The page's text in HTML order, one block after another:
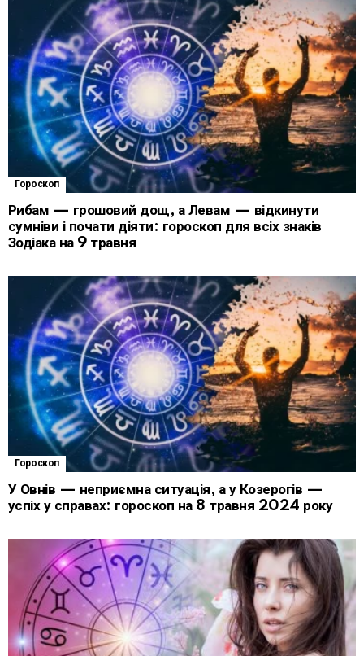
Гороскоп
Рибам — грошовий дощ, а Левам — відкинути
сумніви і почати діяти: гороскоп для всіх знаків
Зодіака на 9 травня
Гороскоп
У Овнів — неприємна ситуація, а у Козерогів —
успіх у справах: гороскоп на 8 травня 2024 року